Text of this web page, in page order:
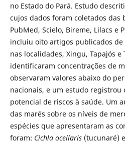
no Estado do Pará. Estudo
cujos dados foram coletados das
PubMed, Scielo, Bireme, Lilacs e
incluiu oito artigos publicados de
nas localidades, Xingu, Tapajós
identificaram concentrações de
observaram valores abaixo do
nacionais, e um estudo registrou
potencial de riscos à saúde. Um
das marés sobre os níveis de
espécies que apresentaram as
foram: Cichla ocellaris (tucunaré) e